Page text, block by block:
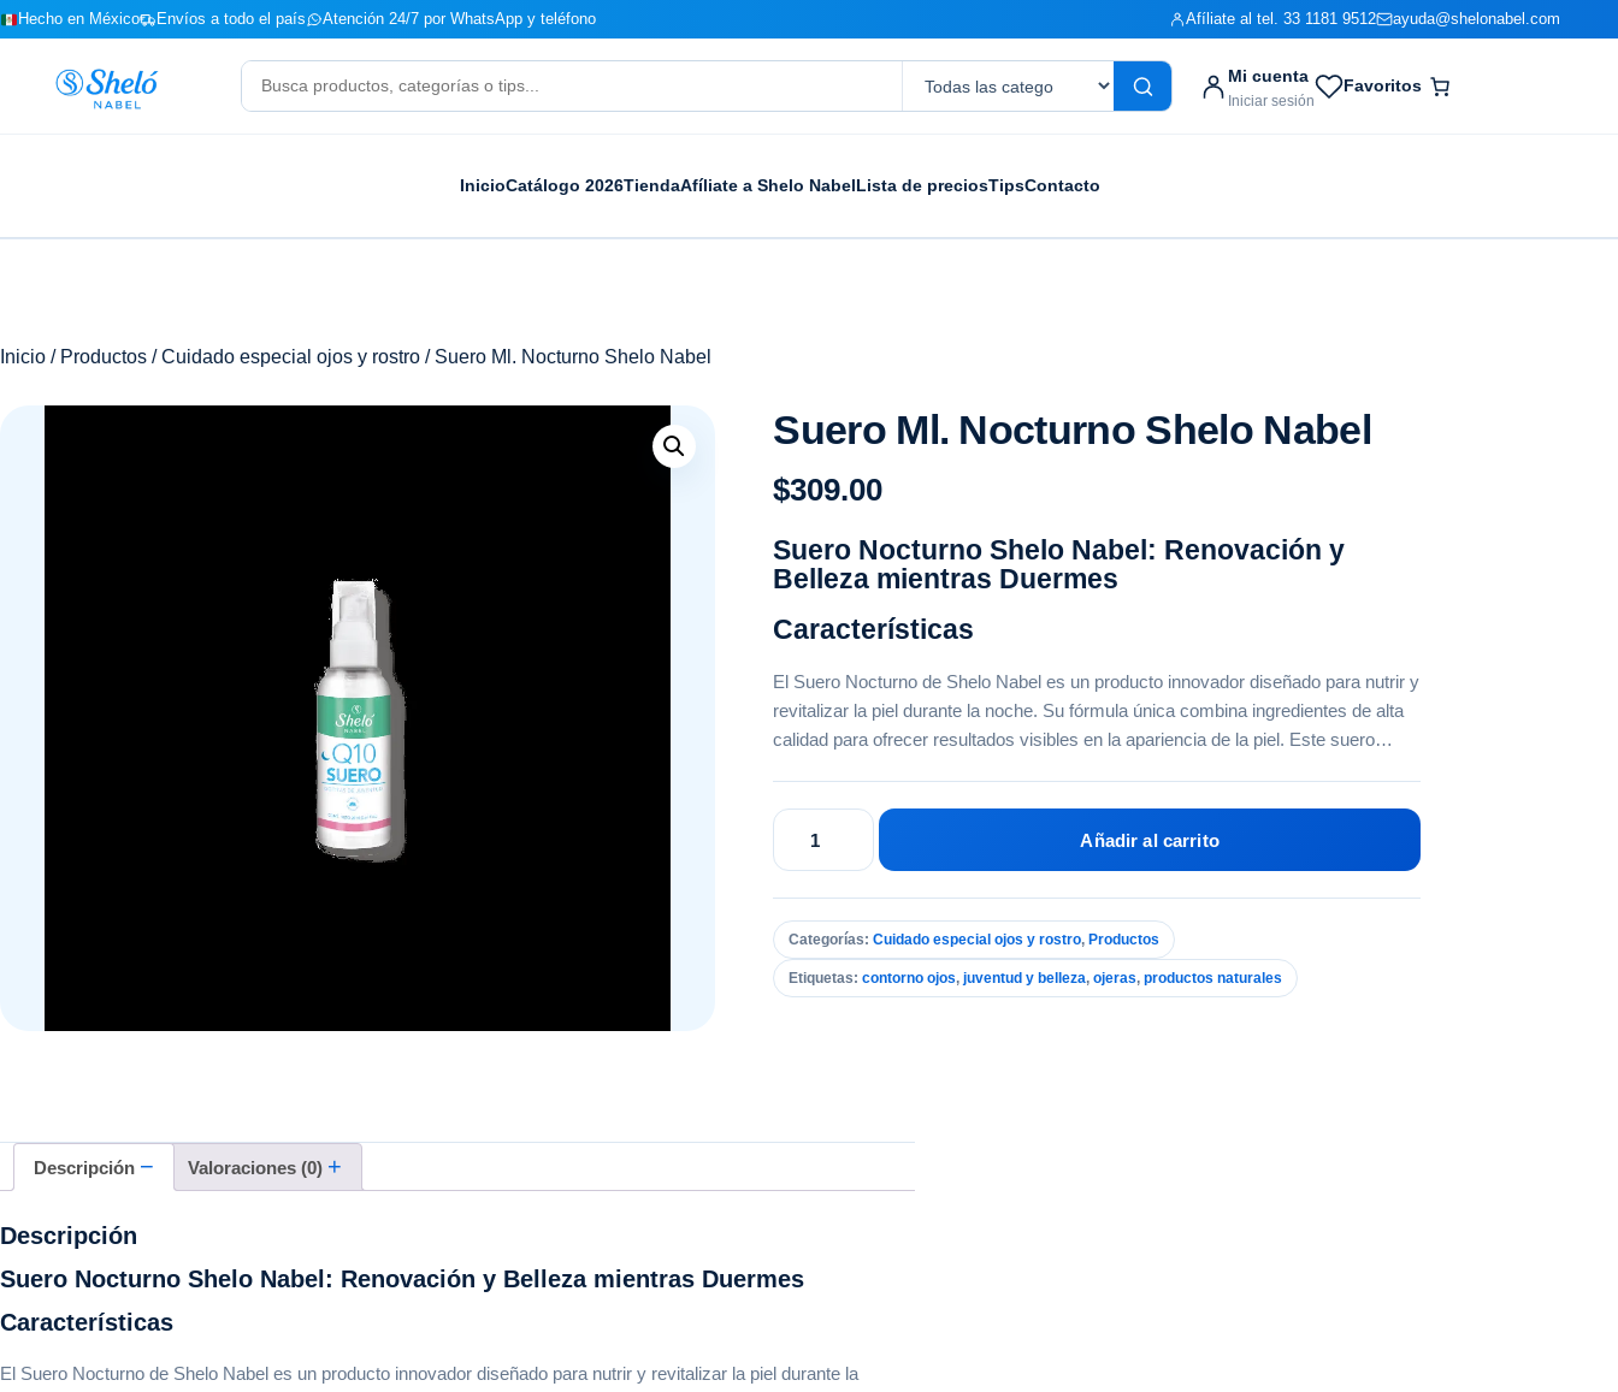
Hecho en México Envíos a todo el país Atención 24/7 por WhatsApp y teléfono Afíliate al tel. 33 1181 9512 ayuda@shelonabel.com
Buscar
productos
Mi cuenta
Iniciar sesión
Favoritos
Inicio Tienda
Catálogo 2026 Afíliate a Shelo NabelLista de preciosTipsContacto
Inicio / Productos /Cuidado especial ojos y rostro / Suero Ml. Nocturno Shelo Nabel
Suero Ml. Nocturno Shelo Nabel
$309.00
Suero Nocturno Shelo Nabel: Renovación y
Belleza mientras Duermes
Características
El Suero Nocturno de Shelo Nabel es un producto innovador diseñado para nutrir y
revitalizar la piel durante la noche. Su fórmula única combina ingredientes de alta
calidad para ofrecer resultados visibles en la apariencia de la piel. Este suero…
Suero
Nabel
cantidad
Añadir al carrito
Categorías:Cuidado especial ojos y rostro, Productos
Etiquetas:contorno ojos,juventud y belleza,ojeras,productos naturales
Descripción Valoraciones (0)
Descripción
Suero Nocturno Shelo Nabel: Renovación y Belleza mientras Duermes
Características
El Suero Nocturno de Shelo Nabel es un producto innovador diseñado para nutrir y revitalizar la piel durante la